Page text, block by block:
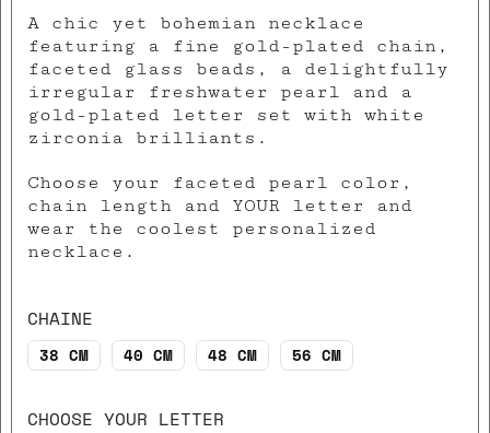
A chic yet bohemian necklace
featuring a fine gold-plated chain,
faceted glass beads, a delightfully
irregular freshwater pearl and a
gold-plated letter set with white
zirconia brilliants.
Choose your faceted pearl color,
chain length and YOUR letter and
wear the coolest personalized
necklace.
CHAINE
38 CM 40 CM 48 CM 56 CM
CHOOSE YOUR LETTER